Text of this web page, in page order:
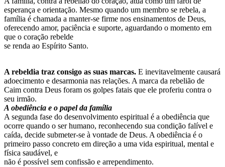
esperança e orientação. Mesmo quando um membro se rebela, a
família é chamada a manter-se firme nos ensinamentos de Deus,
oferecendo amor, paciência e suporte, aguardando o momento em
que o coração rebelde
se renda ao Espírito Santo.
A rebeldia traz consigo as suas marcas. E inevitavelmente causará
adoecimento e desarmonia nas relações. A marca da rebelião de
Caim contra Deus foram os golpes fatais que ele proferiu contra o
seu irmão.
A obediência e o papel da família
A segunda fase do desenvolvimento espiritual é a obediência que
ocorre quando o ser humano, reconhecendo sua condição falível e
caída, decide submeter-se à vontade de Deus. A obediência é o
primeiro passo concreto em direção a uma vida espiritual, mental e
física saudável, e
não é possível sem confissão e arrependimento.